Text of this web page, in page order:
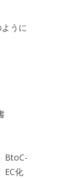
うに
BtoC-
EC化